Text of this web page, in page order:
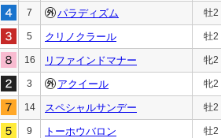
7 パラディズム 牡2
5 クリノクラール 牡2
16 リファインドマナー 牝2
3 アクイール 牝2
14 スペシャルサンデー 牡2
9 トーホウバロン 牡2